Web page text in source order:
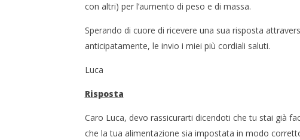
con altri) per l’aumento di peso e di massa.
Sperando di cuore di ricevere una sua risposta
anticipatamente, le invio i miei più cordiali saluti.
Luca
Risposta
Caro Luca, devo rassicurarti dicendoti che tu stai già
che la tua alimentazione sia impostata in modo